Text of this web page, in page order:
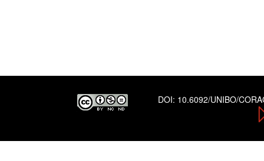
DOI: 10.6092/UNIBO/